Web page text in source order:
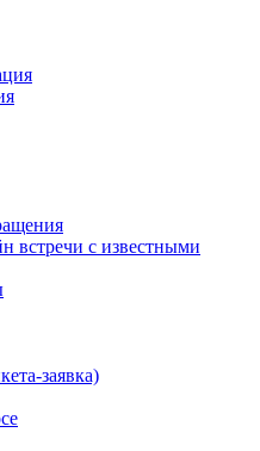
встречи с известными
заявка)